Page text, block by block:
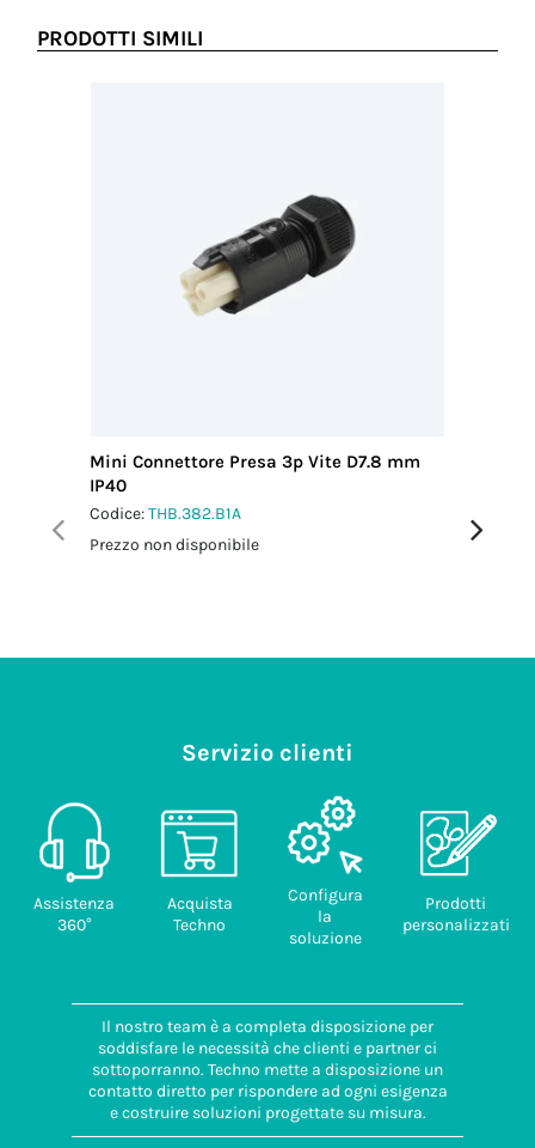
PRODOTTI SIMILI
Mini Connettore Presa 3p Vite D7.8 mm
IP40
Codice:THB.382.B1A
Prezzo non disponibile
Prezzo
Servizio clienti
Assistenza
360°
Acquista
Techno
Configura
la
soluzione
Prodotti
personalizzati
Il nostro team è a completa disposizione per
soddisfare le necessità che clienti e partner ci
sottoporranno. Techno mette a disposizione un
contatto diretto per rispondere ad ogni esigenza
e costruire soluzioni progettate su misura.